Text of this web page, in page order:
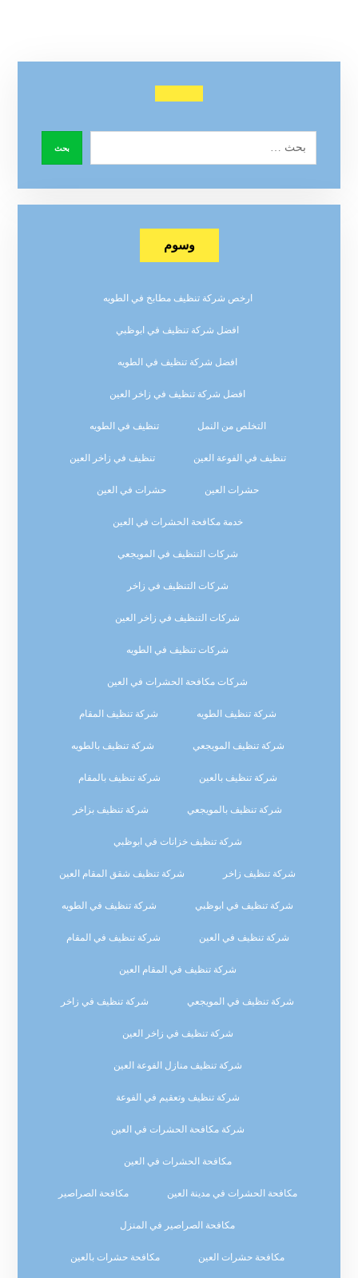
وسوم
ارخص شركة تنظيف مطابخ في الطويه
افضل شركة تنظيف في ابوظبي
افضل شركة تنظيف في الطويه
افضل شركة تنظيف في زاخر العين
التخلص من النمل تنظيف في الطويه
تنظيف في الفوعة العين تنظيف في زاخر العين
حشرات العين حشرات في العين
خدمة مكافحة الحشرات في العين
شركات التنظيف في المويجعي
شركات التنظيف في زاخر
شركات التنظيف في زاخر العين
شركات تنظيف في الطويه
شركات مكافحة الحشرات في العين
شركة تنظيف الطويه شركة تنظيف المقام
شركة تنظيف المويجعي شركة تنظيف بالطويه
شركة تنظيف بالعين شركة تنظيف بالمقام
شركة تنظيف بالمويجعي شركة تنظيف بزاخر
شركة تنظيف خزانات في ابوظبي
شركة تنظيف زاخر شركة تنظيف شقق المقام العين
شركة تنظيف في ابوظبي شركة تنظيف في الطويه
شركة تنظيف في العين شركة تنظيف في المقام
شركة تنظيف في المقام العين
شركة تنظيف في المويجعي شركة تنظيف في زاخر
شركة تنظيف في زاخر العين
شركة تنظيف منازل الفوعة العين
شركة تنظيف وتعقيم في الفوعة
شركة مكافحة الحشرات في العين
مكافحة الحشرات في العين
مكافحة الحشرات في مدينة العين مكافحة الصراصير
مكافحة الصراصير في المنزل
مكافحة حشرات العين مكافحة حشرات بالعين